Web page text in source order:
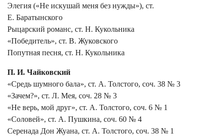
Элегия («Не искушай меня без нужды»), ст.
Е. Баратынского
Рыцарский романс, ст. Н. Кукольника
«Победитель», ст. В. Жуковского
Попутная песня, ст. Н. Кукольника
П. И. Чайковский
«Средь шумного бала», ст. А. Толстого, соч. 38 № 3
«Зачем?», ст. Л. Мея, соч. 28 № 3
«Не верь, мой друг», ст. А. Толстого, соч. 6 № 1
«Соловей», ст. А. Пушкина, соч. 60 № 4
Серенада Дон Жуана, ст. А. Толстого, соч. 38 № 1